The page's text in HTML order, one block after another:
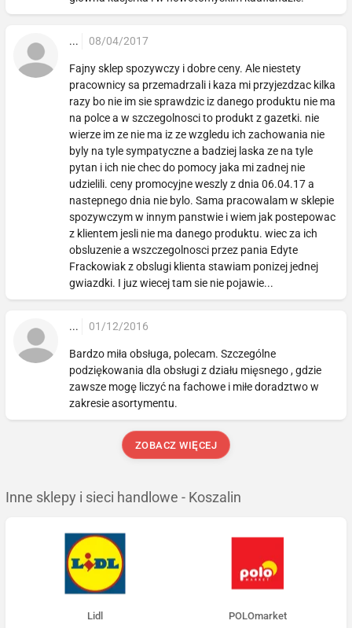
... 08/04/2017
Fajny sklep spozywczy i dobre ceny. Ale niestety
pracownicy sa przemadrzali i kaza mi przyjezdzac kilka
razy bo nie im sie sprawdzic iz danego produktu nie ma
na polce a w szczegolnosci to produkt z gazetki. nie
wierze im ze nie ma iz ze wzgledu ich zachowania nie
byly na tyle sympatyczne a badziej laska ze na tyle
pytan i ich nie chec do pomocy jaka mi zadnej nie
udzielili. ceny promocyjne weszly z dnia 06.04.17 a
nastepnego dnia nie bylo. Sama pracowalam w sklepie
spozywczym w innym panstwie i wiem jak postepowac
z klientem jesli nie ma danego produktu. wiec za ich
obsluzenie a wszczegolnosci przez pania Edyte
Frackowiak z obslugi klienta stawiam ponizej jednej
gwiazdki. I juz wiecej tam sie nie pojawie...
... 01/12/2016
Bardzo miła obsługa, polecam. Szczególne
podziękowania dla obsługi z działu mięsnego , gdzie
zawsze mogę liczyć na fachowe i miłe doradztwo w
zakresie asortymentu.
ZOBACZ WIĘCEJ
Inne sklepy i sieci handlowe - Koszalin
Lidl POLOmarket